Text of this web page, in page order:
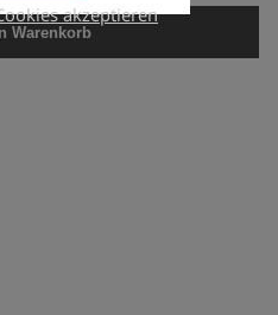
akzeptieren
Warenkorb